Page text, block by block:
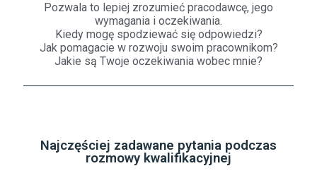
Pozwala to lepiej zrozumieć pracodawcę, jego
wymagania i oczekiwania.
Kiedy mogę spodziewać się odpowiedzi?
Jak pomagacie w rozwoju swoim pracownikom?
Jakie są Twoje oczekiwania wobec mnie?
Najczęściej zadawane pytania podczas
rozmowy kwalifikacyjnej